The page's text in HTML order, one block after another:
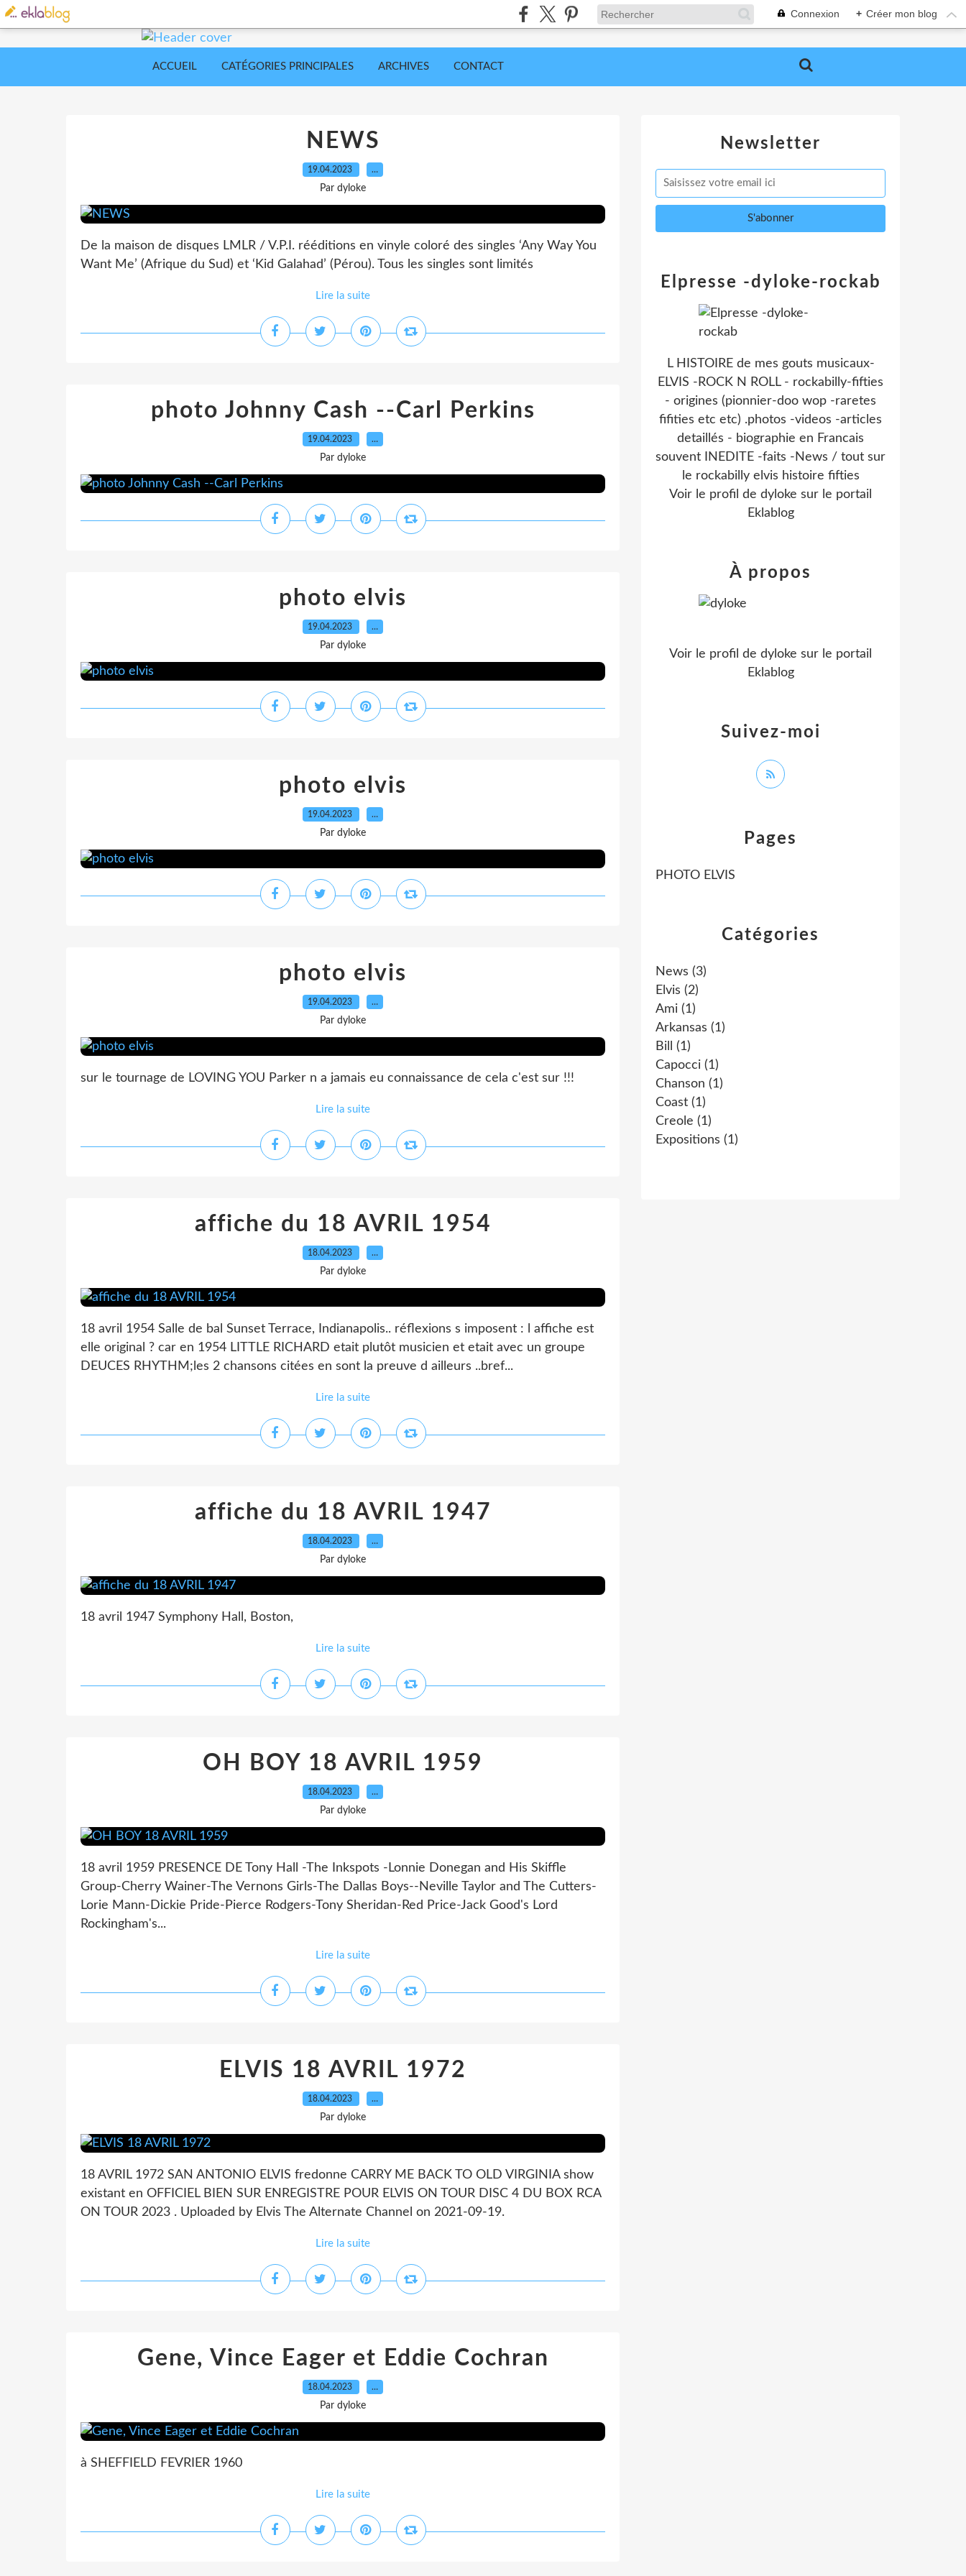
Connexion + Créer mon blog
ACCUEIL CATÉGORIES PRINCIPALES ARCHIVES CONTACT
NEWS
19.04.2023 …
Par dyloke
De la maison de disques LMLR / V.P.I. rééditions en vinyle coloré des singles ‘Any Way You
Want Me’ (Afrique du Sud) et ‘Kid Galahad’ (Pérou). Tous les singles sont limités
Lire la suite
photo Johnny Cash --Carl Perkins
19.04.2023 …
Par dyloke
photo elvis
19.04.2023 …
Par dyloke
photo elvis
19.04.2023 …
Par dyloke
photo elvis
19.04.2023 …
Par dyloke
sur le tournage de LOVING YOU Parker n a jamais eu connaissance de cela c'est sur !!!
Lire la suite
affiche du 18 AVRIL 1954
18.04.2023 …
Par dyloke
18 avril 1954 Salle de bal Sunset Terrace, Indianapolis.. réflexions s imposent : l affiche est
elle original ? car en 1954 LITTLE RICHARD etait plutôt musicien et etait avec un groupe
DEUCES RHYTHM;les 2 chansons citées en sont la preuve d ailleurs ..bref...
Lire la suite
affiche du 18 AVRIL 1947
18.04.2023 …
Par dyloke
18 avril 1947 Symphony Hall, Boston,
Lire la suite
OH BOY 18 AVRIL 1959
18.04.2023 …
Par dyloke
18 avril 1959 PRESENCE DE Tony Hall -The Inkspots -Lonnie Donegan and His Skiffle
Group-Cherry Wainer-The Vernons Girls-The Dallas Boys--Neville Taylor and The Cutters-
Lorie Mann-Dickie Pride-Pierce Rodgers-Tony Sheridan-Red Price-Jack Good's Lord
Rockingham's...
Lire la suite
ELVIS 18 AVRIL 1972
18.04.2023 …
Par dyloke
18 AVRIL 1972 SAN ANTONIO ELVIS fredonne CARRY ME BACK TO OLD VIRGINIA show
existant en OFFICIEL BIEN SUR ENREGISTRE POUR ELVIS ON TOUR DISC 4 DU BOX RCA
ON TOUR 2023 . Uploaded by Elvis The Alternate Channel on 2021-09-19.
Lire la suite
Gene, Vince Eager et Eddie Cochran
18.04.2023 …
Par dyloke
à SHEFFIELD FEVRIER 1960
Lire la suite
Newsletter
Catégories
News (3)
Elvis (2)
Ami (1)
Arkansas (1)
Bill
(1)
Capocci (1)
Chanson (1)
Coast (1)
Creole (1)
Expositions (1)
Pages
PHOTO ELVIS
Elpresse -dyloke-rockab
L HISTOIRE de mes gouts musicaux-
ELVIS -ROCK N ROLL - rockabilly-fifties
- origines (pionnier-doo wop -raretes
fifities etc etc) .photos -videos -articles
detaillés - biographie en Francais
souvent INEDITE -faits -News / tout sur
le rockabilly elvis histoire fifties
Voir le profil de dyloke sur le portail
Eklablog
Suivez-moi
À propos
Voir le profil de dyloke sur le portail
Eklablog